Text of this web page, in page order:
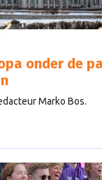
onder de
Marko Bos.